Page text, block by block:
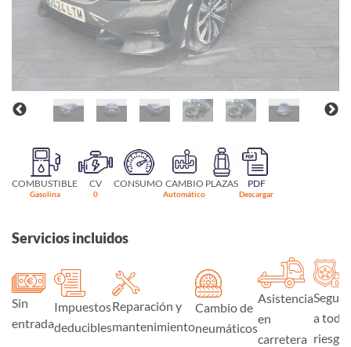
COMBUSTIBLE
Gasolina
CV
0
CONSUMO CAMBIO
Automático
PLAZAS PDF
Descargar
Servicios incluidos
Sin
entrada
Impuestos
deducibles
Reparación y
mantenimiento
Cambio de
neumáticos
Asistencia
en
carretera
Seguro
a todo
riesgo